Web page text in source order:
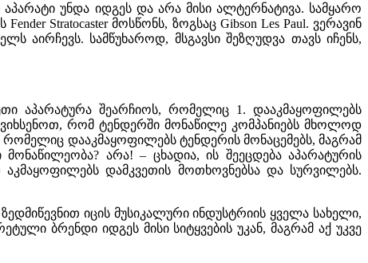
უნდა იდგეს და არა მისი ალტერნატივა. სამყარო
Stratocaster მოსწონს, ზოგსაც Gibson Les Paul. ვერავინ
აირჩევს. სამწუხაროდ, მსგავსი შეზღუდვა თავს იჩენს,
აპარატურა შეარჩიოს, რომელიც 1. დააკმაყოფილებს
რომ ტენდერში მონაწილე კომპანიებს მხოლოდ
დააკმაყოფილებს ტენდერის მონაცემებს, მაგრამ
არა! – ცხადია, ის შეეცდება აპარატურის
დამკვეთის მოთხოვნებსა და სურვილებს.
იცის მუსიკალური ინდუსტრიის ყველა სახელი,
ბრენდი იდგეს მისი სიტყვების უკან, მაგრამ აქ უკვე